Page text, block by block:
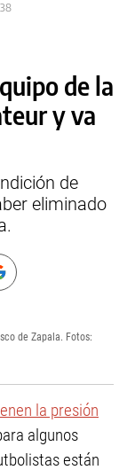
de la
y va
de
eliminado
de Zapala. Fotos:
la presión
algunos
están